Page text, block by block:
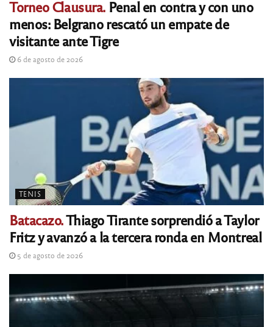
Torneo Clausura.Penal en contra y con uno
menos: Belgrano rescató un empate de
visitante ante Tigre
6 de agosto de 2026
TENIS
Batacazo.Thiago Tirante sorprendió a Taylor
Fritz y avanzó a la tercera ronda en Montreal
5 de agosto de 2026